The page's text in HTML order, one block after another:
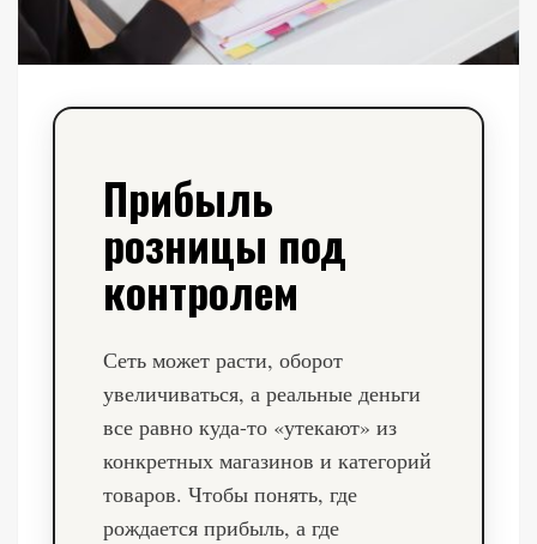
Прибыль
розницы под
контролем
Сеть может расти, оборот
увеличиваться, а реальные деньги
все равно куда-то «утекают» из
конкретных магазинов и категорий
товаров. Чтобы понять, где
рождается прибыль, а где